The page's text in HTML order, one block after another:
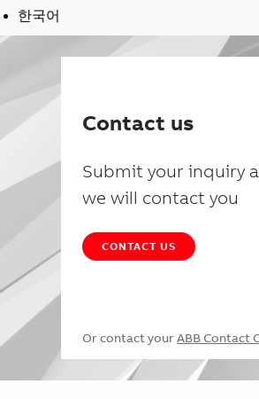
한국어
Contact us
Submit your inquiry
we will contact you
CONTACT US
Or contact your ABB Contact